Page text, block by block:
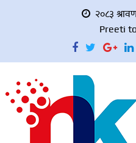
२०८३
Preeti